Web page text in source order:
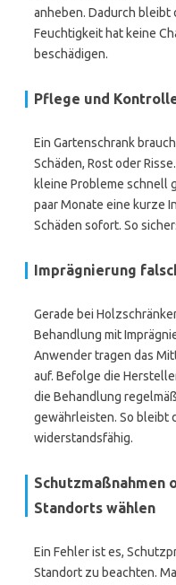
anheben. Dadurch
Feuchtigkeit hat keine
beschädigen.
Pflege und
Ein Gartenschrank
Schäden, Rost oder
kleine Probleme schnell
paar Monate eine kurze
Schäden sofort. So
Imprägnierung
Gerade bei
Behandlung mit
Anwender tragen das
auf. Befolge die
die Behandlung
gewährleisten. So bleibt
widerstandsfähig.
Schutzmaßnahmen
Standorts wählen
Ein Fehler ist es,
Standort zu beachten.